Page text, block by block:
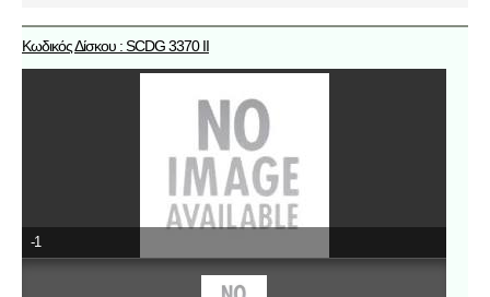
Κωδικός Δίσκου : SCDG 3370 II
-1